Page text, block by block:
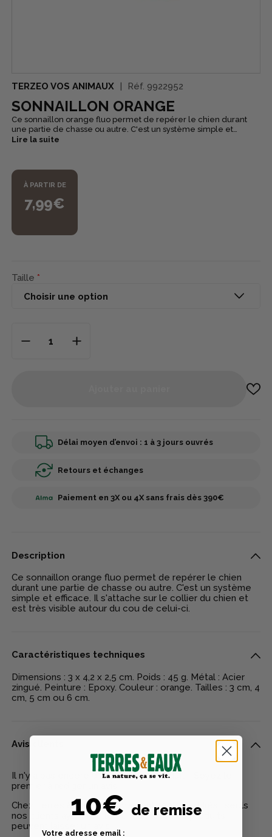
TERZEO VOS ANIMAUX Réf. 9922952
SONNAILLON ORANGE
Ce sonnaillon orange fluo permet de repérer le chien durant
une partie de chasse ou autre. C'est un système simple et
efficace. Il s'attache sur le collier du chien et est très visible
Lire la suite
À PARTIR DE
7,99€
Taille
Délai moyen d’envoi : 1 à 3 jours ouvrés
Retours et échanges
Paiement en 3X ou 4X sans frais dès 390€
Description
Ce sonnaillon orange fluo permet de repérer le chien
durant une partie de chasse ou autre. C'est un système
simple et efficace. Il s'attache sur le collier du chien et
est très visible autour du cou de celui-ci.
Caractéristiques techniques
Dimensions : 3 x 4,2 x 2,5 cm. Poids : 45 g. Métal : Acier
zingué. Peinture : Epoxy. Couleur : orange. Tailles : 3 cm, 4
cm, 5 cm ou 6 cm.
Avis clients
Il n'y a pas encore d'avis pour ce produit - Soyez le
premier à rédiger un avis
Chez Terres & Eaux, les avis sont 100% certifiés : seuls
nos clients ayant réellement acheté nos produits
peuvent laisser un avis
10€ de remise
Votre adresse email :